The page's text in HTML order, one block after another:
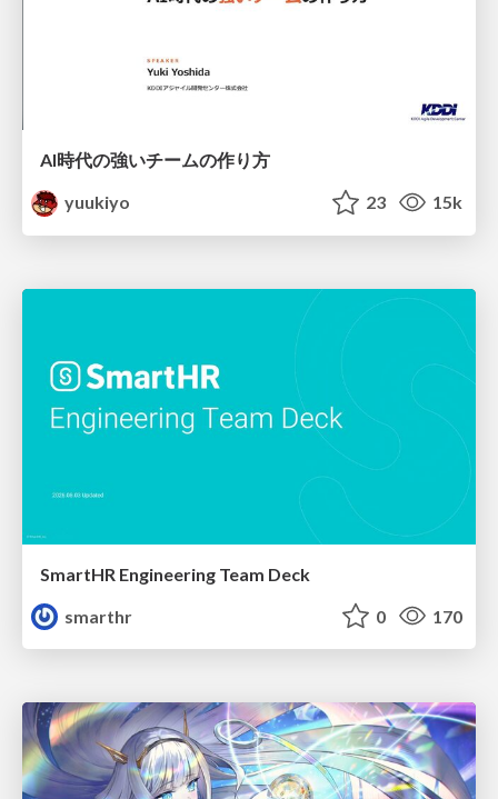
AI時代の強いチームの作り方
yuukiyo
23 15k
SmartHR Engineering Team Deck
smarthr
0 170